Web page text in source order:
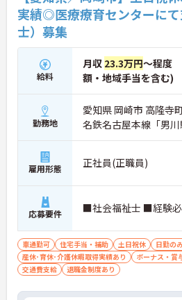
実績◎医療療育センターに
士）募集
給料
月収 23.3万円～程度 ※大
額・地域手当を含む)
勤務地
愛知県 岡崎市 高隆寺
名鉄名古屋本線「男
雇用形態 正社員(正職員)
応募要件 ■社会福祉士 ■経験
車通勤可 住宅手当・補助 土日祝休
日勤の
産休･育休･介護休暇取得実績あり
ボーナス・賞
交通費支給
退職金制度あり